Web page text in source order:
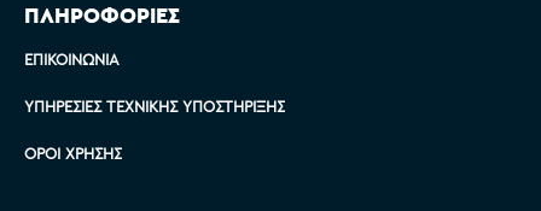
ΠΛΗΡΟΦΟΡΙΕΣ
ΕΠΙΚΟΙΝΩΝΊΑ
ΥΠΗΡΕΣΊΕΣ ΤΕΧΝΙΚΉΣ ΥΠΟΣΤΉΡΙΞΗΣ
ΌΡΟΙ ΧΡΉΣΗΣ